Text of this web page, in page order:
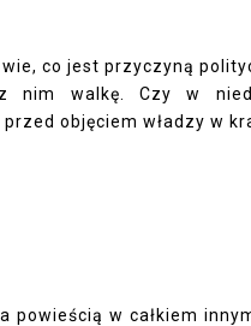
co jest przyczyną
nim walkę. Czy w
objęciem władzy w
powieścią w całkiem